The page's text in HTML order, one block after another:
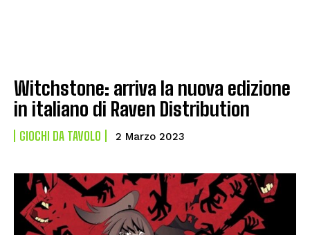
Witchstone: arriva la nuova edizione
in italiano di Raven Distribution
GIOCHI DA TAVOLO 2 Marzo 2023